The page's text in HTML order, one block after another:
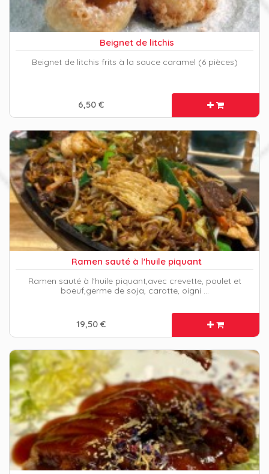
Beignet de litchis
Beignet de litchis frits à la sauce caramel (6 pièces)
6,50 €
Ramen sauté à l'huile piquant
Ramen sauté à l'huile piquant,avec crevette, poulet et
boeuf,germe de soja, carotte, oigni …
19,50 €